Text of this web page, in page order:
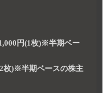
円(1枚)※半期ベー
枚)※半期ベースの株主